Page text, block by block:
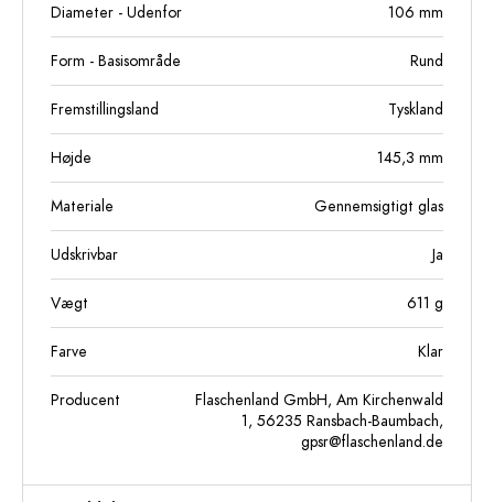
Diameter - Udenfor 106 mm
Form - Basisområde Rund
Fremstillingsland Tyskland
Højde 145,3 mm
Materiale Gennemsigtigt glas
Udskrivbar Ja
Vægt 611 g
Farve Klar
Producent
Flaschenland GmbH, Am Kirchenwald
1, 56235 Ransbach-Baumbach,
gpsr@flaschenland.de